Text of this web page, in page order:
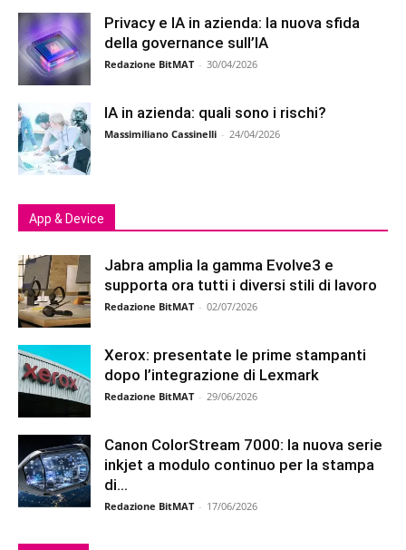
Privacy e IA in azienda: la nuova sfida
della governance sull’IA
Redazione BitMAT - 30/04/2026
IA in azienda: quali sono i rischi?
Massimiliano Cassinelli - 24/04/2026
App & Device
Jabra amplia la gamma Evolve3 e
supporta ora tutti i diversi stili di lavoro
Redazione BitMAT - 02/07/2026
Xerox: presentate le prime stampanti
dopo l’integrazione di Lexmark
Redazione BitMAT - 29/06/2026
Canon ColorStream 7000: la nuova serie
inkjet a modulo continuo per la stampa
di...
Redazione BitMAT - 17/06/2026